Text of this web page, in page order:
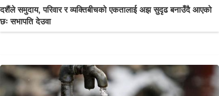
दशैंले समुदाय, परिवार र व्यक्तिबीचको एकतालाई अझ सुदृढ बनाउँदै आएको
छः सभापति देउवा